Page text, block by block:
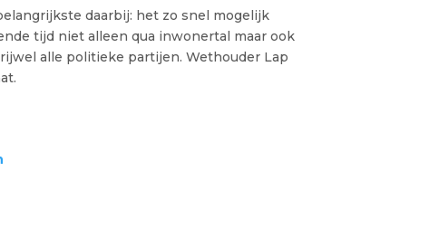
daarbij: het zo snel mogelijk
tijd niet alleen qua inwonertal maar ook
alle politieke partijen. Wethouder Lap